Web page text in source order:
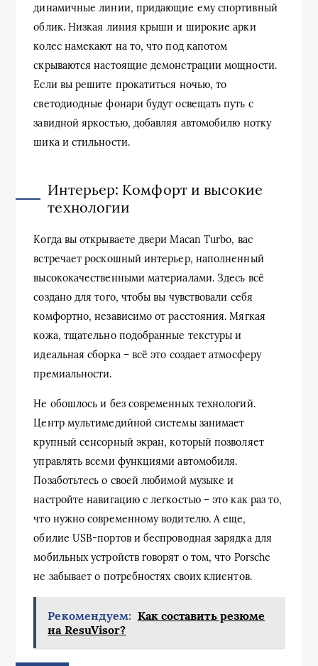
динамичные линии, придающие ему спортивный
облик. Низкая линия крыши и широкие арки
колес намекают на то, что под капотом
скрываются настоящие демонстрации мощности.
Если вы решите прокатиться ночью, то
светодиодные фонари будут освещать путь с
завидной яркостью, добавляя автомобилю нотку
шика и стильности.
Интерьер: Комфорт и высокие
технологии
Когда вы открываете двери Macan Turbo, вас
встречает роскошный интерьер, наполненный
высококачественными материалами. Здесь всё
создано для того, чтобы вы чувствовали себя
комфортно, независимо от расстояния. Мягкая
кожа, тщательно подобранные текстуры и
идеальная сборка – всё это создает атмосферу
премиальности.
Не обошлось и без современных технологий.
Центр мультимедийной системы занимает
крупный сенсорный экран, который позволяет
управлять всеми функциями автомобиля.
Позаботьтесь о своей любимой музыке и
настройте навигацию с легкостью – это как раз то,
что нужно современному водителю. А еще,
обилие USB-портов и беспроводная зарядка для
мобильных устройств говорят о том, что Porsche
не забывает о потребностях своих клиентов.
Рекомендуем: Как составить резюме
на ResuVisor?